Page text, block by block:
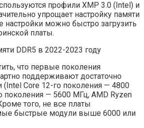
профили XMP 3.0 (Intel) и
упрощает настройку памяти
настройки можно быстро загрузить
платы.
что первые поколения
поддерживают достаточно
Core 12-го поколения — 4800
поколения — 5600 МГц, AMD Ryzen
того, не все платы
быстрые модули выше 6000 или